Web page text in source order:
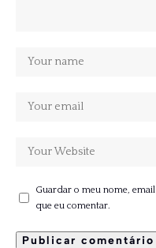
Guardar o meu nome,
que eu comentar.